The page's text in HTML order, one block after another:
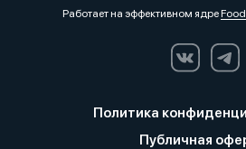
Работает на эффективном ядре
Политика
Публичная